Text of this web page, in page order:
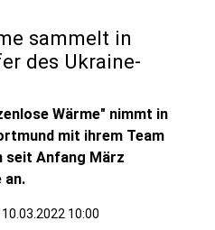
sammelt in
des Ukraine-
Wärme" nimmt in
mit ihrem Team
seit Anfang März
an.
10:00